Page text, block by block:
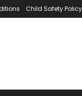
Child Safety Policy